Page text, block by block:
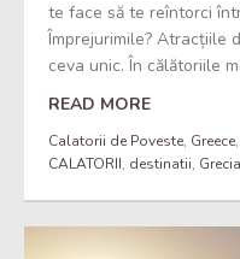
te face să te reîntorci
Împrejurimile? Atracțiile
ceva unic. În călătoriile
READ MORE
Calatorii de Poveste, Greece,
CALATORII, destinatii, Grecia